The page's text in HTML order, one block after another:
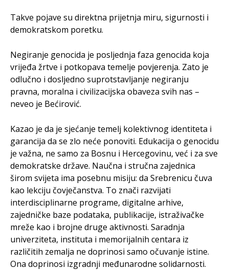
Takve pojave su direktna prijetnja miru, sigurnosti i
demokratskom poretku.
Negiranje genocida je posljednja faza genocida koja
vrijeđa žrtve i potkopava temelje povjerenja. Zato je
odlučno i dosljedno suprotstavljanje negiranju
pravna, moralna i civilizacijska obaveza svih nas –
neveo je Bećirović.
Kazao je da je sjećanje temelj kolektivnog identiteta i
garancija da se zlo neće ponoviti. Edukacija o genocidu
je važna, ne samo za Bosnu i Hercegovinu, već i za sve
demokratske države. Naučna i stručna zajednica
širom svijeta ima posebnu misiju: da Srebrenicu čuva
kao lekciju čovječanstva. To znači razvijati
interdisciplinarne programe, digitalne arhive,
zajedničke baze podataka, publikacije, istraživačke
mreže kao i brojne druge aktivnosti. Saradnja
univerziteta, instituta i memorijalnih centara iz
različitih zemalja ne doprinosi samo očuvanje istine.
Ona doprinosi izgradnji međunarodne solidarnosti.